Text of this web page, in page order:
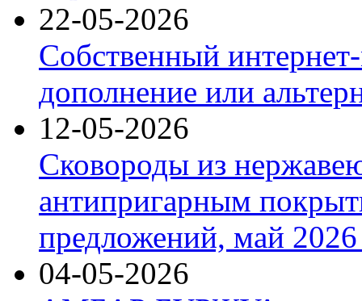
22-05-2026
Собственный
дополнение или
12-05-2026
Сковороды из
антипригарным
предложений, май 2026
04-05-2026